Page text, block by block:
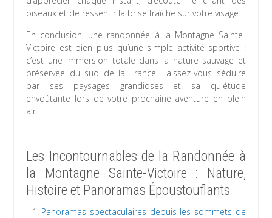
oiseaux et de ressentir la brise fraîche sur votre visage.
En conclusion, une randonnée à la Montagne Sainte-
Victoire est bien plus qu’une simple activité sportive :
c’est une immersion totale dans la nature sauvage et
préservée du sud de la France. Laissez-vous séduire
par ses paysages grandioses et sa quiétude
envoûtante lors de votre prochaine aventure en plein
air.
Les Incontournables de la Randonnée à
la Montagne Sainte-Victoire : Nature,
Histoire et Panoramas Époustouflants
Panoramas spectaculaires depuis les sommets de